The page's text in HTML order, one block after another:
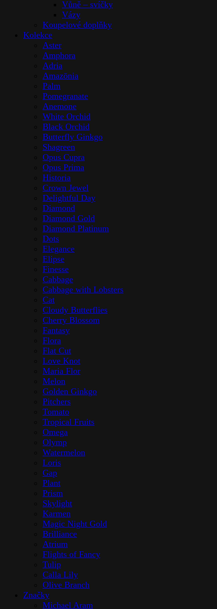
Vůně – svíčky
Vázy
Koupelové doplňky
Kolekce
Aster
Amphora
Adria
Amazōnia
Palm
Pomegranate
Anemone
White Orchid
Black Orchid
Butterfly Ginkgo
Shagreen
Opus Cupra
Opus Prima
Historia
Crown Jewel
Delightful Day
Diamond
Diamond Gold
Diamond Platinum
Dots
Elegance
Elipse
Finesse
Cabbage
Cabbage with Lobsters
Cat
Cloudy Butterflies
Cherry Blossom
Fantasy
Flora
Flat Cut
Love Knot
Maria Flor
Melon
Golden Ginkgo
Pitchers
Tomato
Tropical Fruits
Omega
Olymp
Watermelon
Loris
Gap
Plant
Prism
Skylight
Karmen
Magic Night Gold
Brilliance
Atrium
Flights of Fancy
Tulip
Calla Lily
Olive Branch
Značky
Michael Aram